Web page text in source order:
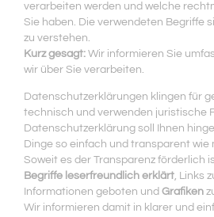
verarbeiten werden und welche
Sie haben. Die verwendeten Begriffe
zu verstehen.
Kurz gesagt: Wir informieren Sie
wir über Sie verarbeiten.
Datenschutzerklärungen klingen für
technisch und verwenden juristische
Datenschutzerklärung soll Ihnen
Dinge so einfach und transparent wie
Soweit es der Transparenz förderlich
Begriffe leserfreundlich erklärt, Links
Informationen geboten und Grafiken
Wir informieren damit in klarer und